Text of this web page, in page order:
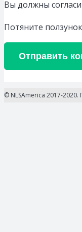
Вы должны
Потяните
Отправить
© NLSAmerica 2017-